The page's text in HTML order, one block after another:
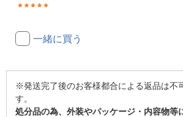
一緒に買う
※発送完了後のお客様都合による返品は不
す。
処分品の為、外装やパッケージ・内容物等